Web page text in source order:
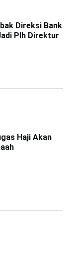
Direksi Bank
Plh Direktur
Haji Akan